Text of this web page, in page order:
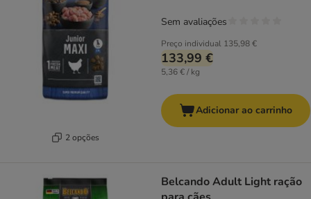
2 opções
Preço individual 135,98 €
133,99 €
5,36 € / kg
Sem avaliações
Adicionar ao carrinho
Belcando Adult Light ração